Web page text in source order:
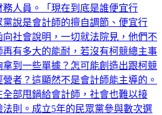
人員。「現在到底是誰便宜行
說是會計師的擅自調節、便宜行
社會說明，一切就法院見，他們不
有多大的能耐，若沒有柯競總主事
到一些單據？怎可能創造出跟柯競
者？這顯然不是會計師能主導的。
部甩鍋給會計師，社會也難以接
則。成立5年的民眾黨參與數次選